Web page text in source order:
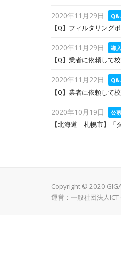
Posted
on
2020年11月29日
【Q】フィルタリング
Posted
on
2020年11月29日 導
【Q】業者に依頼して
Posted
on
2020年11月22日
【Q】業者に依頼して
Posted
on
2020年10月19日 公
【北海道 札幌市】「
Copyright © 2020
運営：一般社団法人